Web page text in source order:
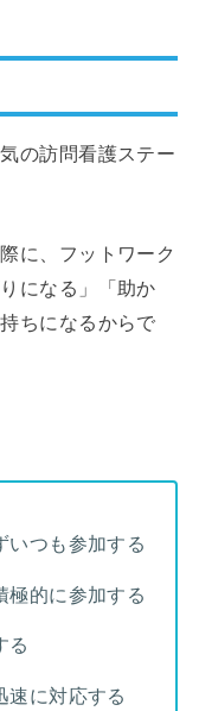
の訪問看護ステー
に、フットワーク
になる」「助か
ちになるからで
いつも参加する
極的に参加する
る
速に対応する